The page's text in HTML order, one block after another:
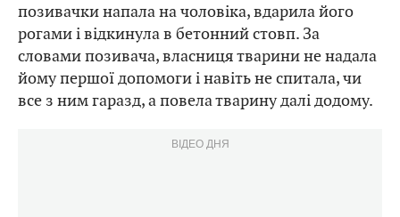
позивачки напала на чоловіка, вдарила його
рогами і відкинула в бетонний стовп. За
словами позивача, власниця тварини не надала
йому першої допомоги і навіть не спитала, чи
все з ним гаразд, а повела тварину далі додому.
ВІДЕО ДНЯ